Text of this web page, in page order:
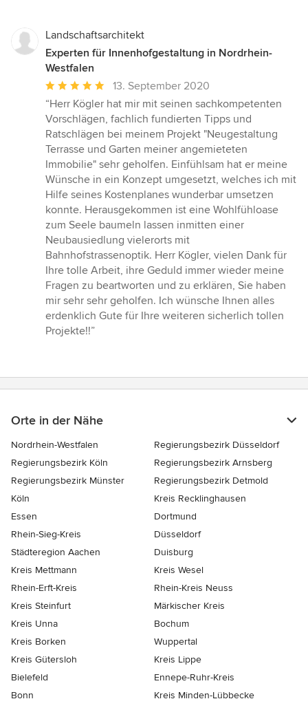
Landschaftsarchitekt
Experten für Innenhofgestaltung in Nordrhein-
Westfalen
Durchschnittliche
Bewertung:
5
von
5
Sternen
13. September 2020
“Herr Kögler hat mir mit seinen sachkompetenten
Vorschlägen, fachlich fundierten Tipps und
Ratschlägen bei meinem Projekt "Neugestaltung
Terrasse und Garten meiner angemieteten
Immobilie" sehr geholfen. Einfühlsam hat er meine
Wünsche in ein Konzept umgesetzt, welches ich mit
Hilfe seines Kostenplanes wunderbar umsetzen
konnte. Herausgekommen ist eine Wohlfühloase
zum Seele baumeln lassen inmitten einer
Neubausiedlung vielerorts mit
Bahnhofstrassenoptik. Herr Kögler, vielen Dank für
Ihre tolle Arbeit, ihre Geduld immer wieder meine
Fragen zu beartworten und zu erklären, Sie haben
mir sehr sehr geholfen. Ich wünsche Ihnen alles
erdenklich Gute für Ihre weiteren sicherlich tollen
Projekte!!”
Orte in der Nähe
Nordrhein-Westfalen
Regierungsbezirk Düsseldorf
Regierungsbezirk Köln
Regierungsbezirk Arnsberg
Regierungsbezirk Münster
Regierungsbezirk Detmold
Köln
Kreis Recklinghausen
Essen
Dortmund
Rhein-Sieg-Kreis
Düsseldorf
Städteregion Aachen
Duisburg
Kreis Mettmann
Kreis Wesel
Rhein-Erft-Kreis
Rhein-Kreis Neuss
Kreis Steinfurt
Märkischer Kreis
Kreis Unna
Bochum
Kreis Borken
Wuppertal
Kreis Gütersloh
Kreis Lippe
Bielefeld
Ennepe-Ruhr-Kreis
Bonn
Kreis Minden-Lübbecke